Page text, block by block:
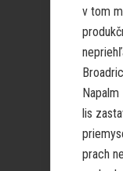
v tom
lis
prach